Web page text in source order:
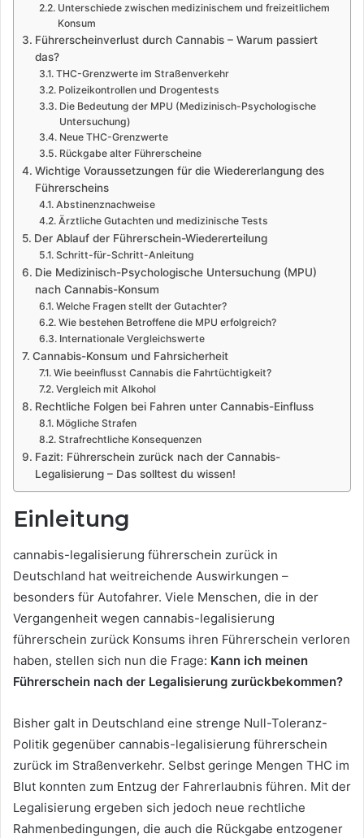
Unterschiede zwischen medizinischem und freizeitlichem
Konsum
Führerscheinverlust durch Cannabis – Warum passiert
das?
THC-Grenzwerte im Straßenverkehr
Polizeikontrollen und Drogentests
Die Bedeutung der MPU (Medizinisch-Psychologische
Untersuchung)
Neue THC-Grenzwerte
Rückgabe alter Führerscheine
Wichtige Voraussetzungen für die Wiedererlangung des
Führerscheins
Abstinenznachweise
Ärztliche Gutachten und medizinische Tests
Der Ablauf der Führerschein-Wiedererteilung
Schritt-für-Schritt-Anleitung
Die Medizinisch-Psychologische Untersuchung (MPU)
nach Cannabis-Konsum
Welche Fragen stellt der Gutachter?
Wie bestehen Betroffene die MPU erfolgreich?
Internationale Vergleichswerte
Cannabis-Konsum und Fahrsicherheit
Wie beeinflusst Cannabis die Fahrtüchtigkeit?
Vergleich mit Alkohol
Rechtliche Folgen bei Fahren unter Cannabis-Einfluss
Mögliche Strafen
Strafrechtliche Konsequenzen
Fazit: Führerschein zurück nach der Cannabis-
Legalisierung – Das solltest du wissen!
Einleitung
cannabis-legalisierung führerschein zurück in
Deutschland hat weitreichende Auswirkungen –
besonders für Autofahrer. Viele Menschen, die in der
Vergangenheit wegen cannabis-legalisierung
führerschein zurück Konsums ihren Führerschein verloren
haben, stellen sich nun die Frage: Kann ich meinen
Führerschein nach der Legalisierung zurückbekommen?
Bisher galt in Deutschland eine strenge Null-Toleranz-
Politik gegenüber cannabis-legalisierung führerschein
zurück im Straßenverkehr. Selbst geringe Mengen THC im
Blut konnten zum Entzug der Fahrerlaubnis führen. Mit der
Legalisierung ergeben sich jedoch neue rechtliche
Rahmenbedingungen, die auch die Rückgabe entzogener